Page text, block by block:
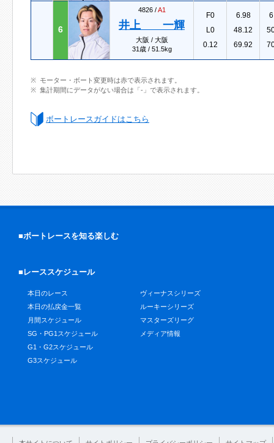
6
4826 /A1
井上 一輝
大阪 / 大阪
31歳 / 51.5kg
F0
L0
0.12
6.98
48.12
69.92
モーター・ボート変更時は赤で表示されます。
集計期間にデータがない場合は「-」で表示されます。
ボートレースガイドはこちら
■ボートレースを知る楽しむ
■レーススケジュール
本日のレース
本日の払戻金一覧
月間スケジュール
SG・PG1スケジュール
G1・G2スケジュール
G3スケジュール
ヴィーナスシリーズ
ルーキーシリーズ
マスターズリーグ
メディア情報